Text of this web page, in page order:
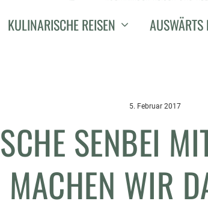
KULINARISCHE REISEN AUSWÄRTS
5. Februar 2017
SENBEI
WIR